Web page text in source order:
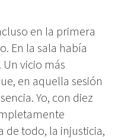
en la primera
En la sala había
vicio más
en aquella sesión
Yo, con diez
de todo, la injusticia,